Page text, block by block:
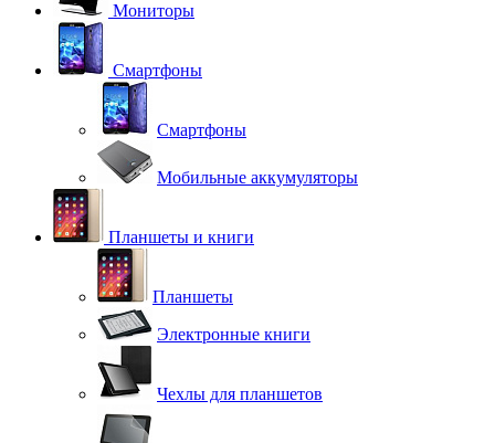
Мониторы
Смартфоны
Смартфоны
Мобильные аккумуляторы
Планшеты и книги
Планшеты
Электронные книги
Чехлы для планшетов